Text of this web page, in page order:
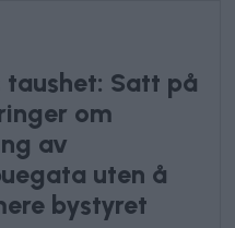
taushet: Satt på
om
av
uten å
bystyret